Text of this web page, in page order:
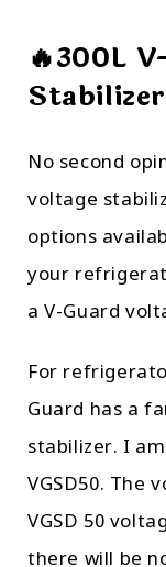
🔥300L
No second
voltage
options
your
a V-Guard
For
Guard has a
stabilizer. I
VGSD50. The
VGSD 50
there will be